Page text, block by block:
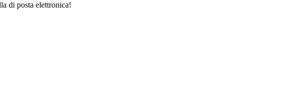
di posta elettronica!